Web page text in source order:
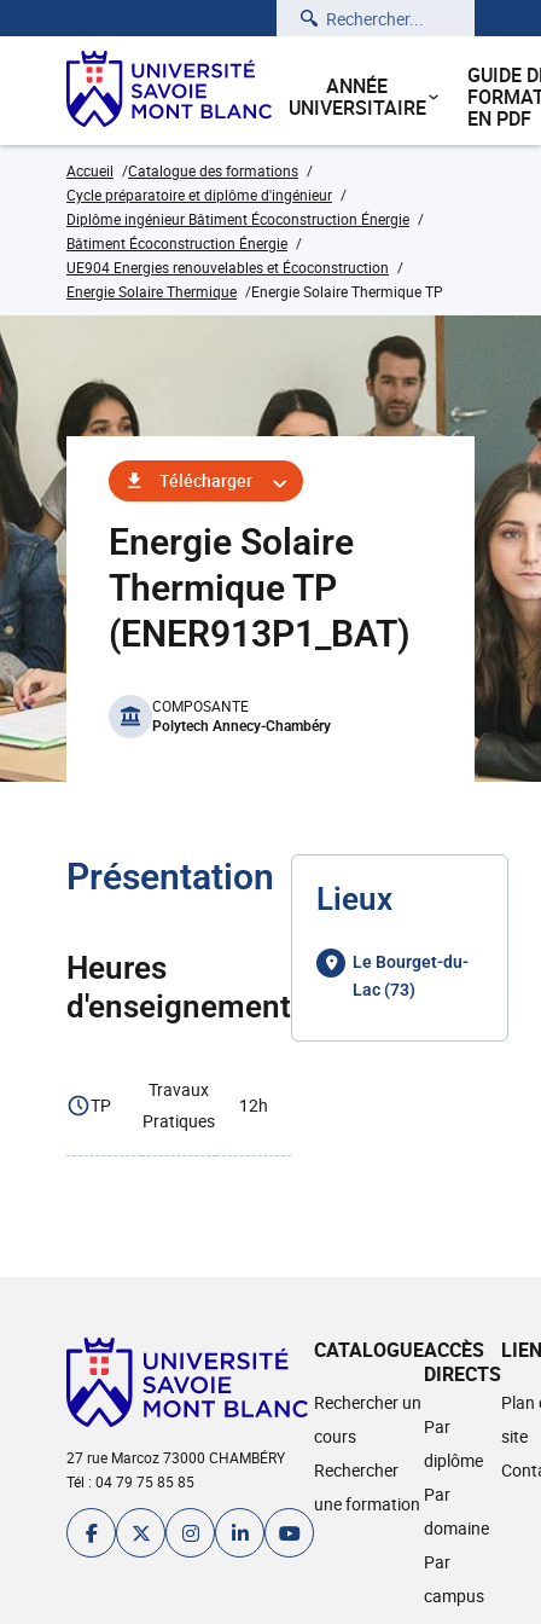
Rechercher
ANNÉE
UNIVERSITAIRE
GUIDE
EN PDF
Accueil
Catalogue des formations
Cycle préparatoire et diplôme d'ingénieur
Diplôme ingénieur Bâtiment Écoconstruction Énergie
Bâtiment Écoconstruction Énergie
UE904 Energies renouvelables et Écoconstruction
Energie Solaire Thermique
Energie Solaire Thermique TP
Télécharger
Energie Solaire
Thermique TP
(ENER913P1_BAT)
benefits
COMPOSANTE
Polytech Annecy-Chambéry
Présentation
Heures
d'enseignement
TP
Travaux
Pratiques
12h
Lieux
Le Bourget-du-
Lac (73)
27 rue Marcoz 73000 CHAMBÉRY
Tél : 04 79 75 85 85
CATALOGUE
Rechercher un
cours
Rechercher
une formation
ACCÈS
DIRECTS
Par
diplôme
Par
domaine
Par
campus
Plan
site